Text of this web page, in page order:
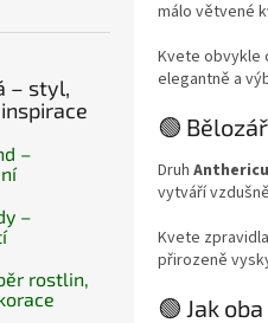
– styl,
–
–
rostlin,
málo větvené
Kvete obvykle
elegantně a
🟢
Druh
vytváří
Kvete
přirozeně
🟢 Jak